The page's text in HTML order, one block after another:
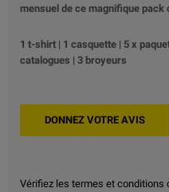
mensuel de ce magnifique pack
1 t-shirt | 1 casquette | 5 x
catalogues | 3 broyeurs
Vérifiez les termes et conditions